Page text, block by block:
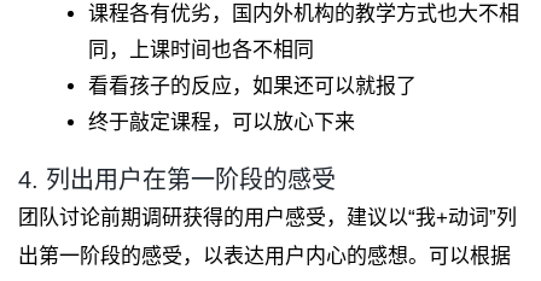
课程各有优劣，国内外机构的教学方式也大不相
同，上课时间也各不相同
看看孩子的反应，如果还可以就报了
终于敲定课程，可以放心下来
4. 列出用户在第一阶段的感受
团队讨论前期调研获得的用户感受，建议以“我+动词”列
出第一阶段的感受，以表达用户内心的感想。可以根据